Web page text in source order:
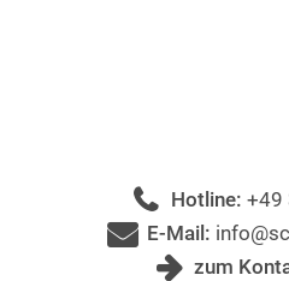
Hotline: +49
E-Mail:
zum